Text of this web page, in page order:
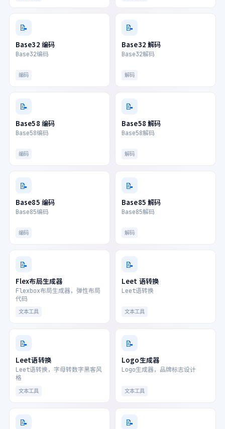
📝
Base32 编码
Base32编码
编码
📝
Base32 解码
Base32解码
解码
📝
Base58 编码
Base58编码
编码
📝
Base58 解码
Base58解码
解码
📝
Base85 编码
Base85编码
编码
📝
Base85 解码
Base85解码
解码
📝
Flex布局生成器
Flexbox布局生成器，弹性布局
代码
文本工具
📝
Leet 语转换
Leet语转换
文本工具
📝
Leet语转换
Leet语转换，字母转数字黑客风
格
文本工具
📝
Logo生成器
Logo生成器，品牌标志设计
文本工具
📝 📝